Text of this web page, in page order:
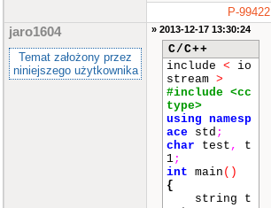
P-99422
jaro1604
Temat założony przez
niniejszego użytkownika
» 2013-12-17 13:30:24
C/C++
include < io
stream >
#include <cc
type>
using namesp
ace std ;
char test ,
t
1;
int main ()
{
string t